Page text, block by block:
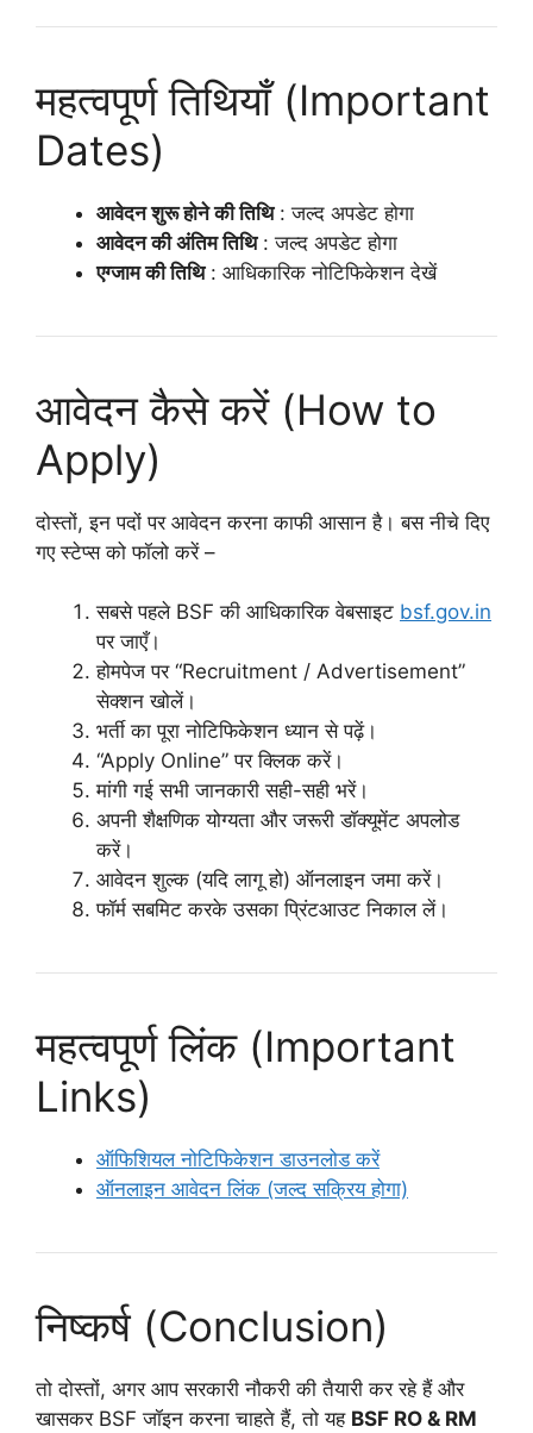
महत्वपूर्ण तिथियाँ (Important
Dates)
आवेदन शुरू होने की तिथि: जल्द अपडेट होगा
आवेदन की अंतिम तिथि: जल्द अपडेट होगा
एग्जाम की तिथि: आधिकारिक नोटिफिकेशन देखें
आवेदन कैसे करें (How to
Apply)
दोस्तों, इन पदों पर आवेदन करना काफी आसान है। बस नीचे दिए
गए स्टेप्स को फॉलो करें –
सबसे पहले BSF की आधिकारिक वेबसाइट bsf.gov.in
पर जाएँ।
होमपेज पर “Recruitment / Advertisement”
सेक्शन खोलें।
भर्ती का पूरा नोटिफिकेशन ध्यान से पढ़ें।
“Apply Online” पर क्लिक करें।
मांगी गई सभी जानकारी सही-सही भरें।
अपनी शैक्षणिक योग्यता और जरूरी डॉक्यूमेंट अपलोड
करें।
आवेदन शुल्क (यदि लागू हो) ऑनलाइन जमा करें।
फॉर्म सबमिट करके उसका प्रिंटआउट निकाल लें।
महत्वपूर्ण लिंक (Important
Links)
ऑफिशियल नोटिफिकेशन डाउनलोड करें
ऑनलाइन आवेदन लिंक (जल्द सक्रिय होगा)
निष्कर्ष (Conclusion)
तो दोस्तों, अगर आप सरकारी नौकरी की तैयारी कर रहे हैं और
खासकर BSF जॉइन करना चाहते हैं, तो यह BSF RO & RM